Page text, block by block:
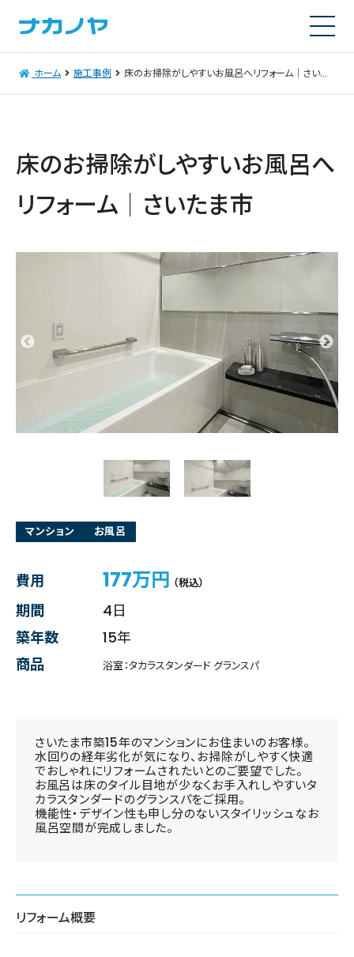
ホーム 施工事例 床のお掃除がしやすいお風呂へリフォーム｜さいたま市
床のお掃除がしやすいお風呂へ
リフォーム｜さいたま市
マンション お風呂
費用 177万円 （税込）
期間
4日
築年数
15年
商品
浴室：タカラスタンダード グランスパ
さいたま市築15年のマンションにお住まいのお客様。
水回りの経年劣化が気になり、お掃除がしやすく快適
でおしゃれにリフォームされたいとのご要望でした。
お風呂は床のタイル目地が少なくお手入れしやすいタ
カラスタンダードのグランスパをご採用。
機能性・デザイン性も申し分のないスタイリッシュなお
風呂空間が完成しました。
リフォーム概要